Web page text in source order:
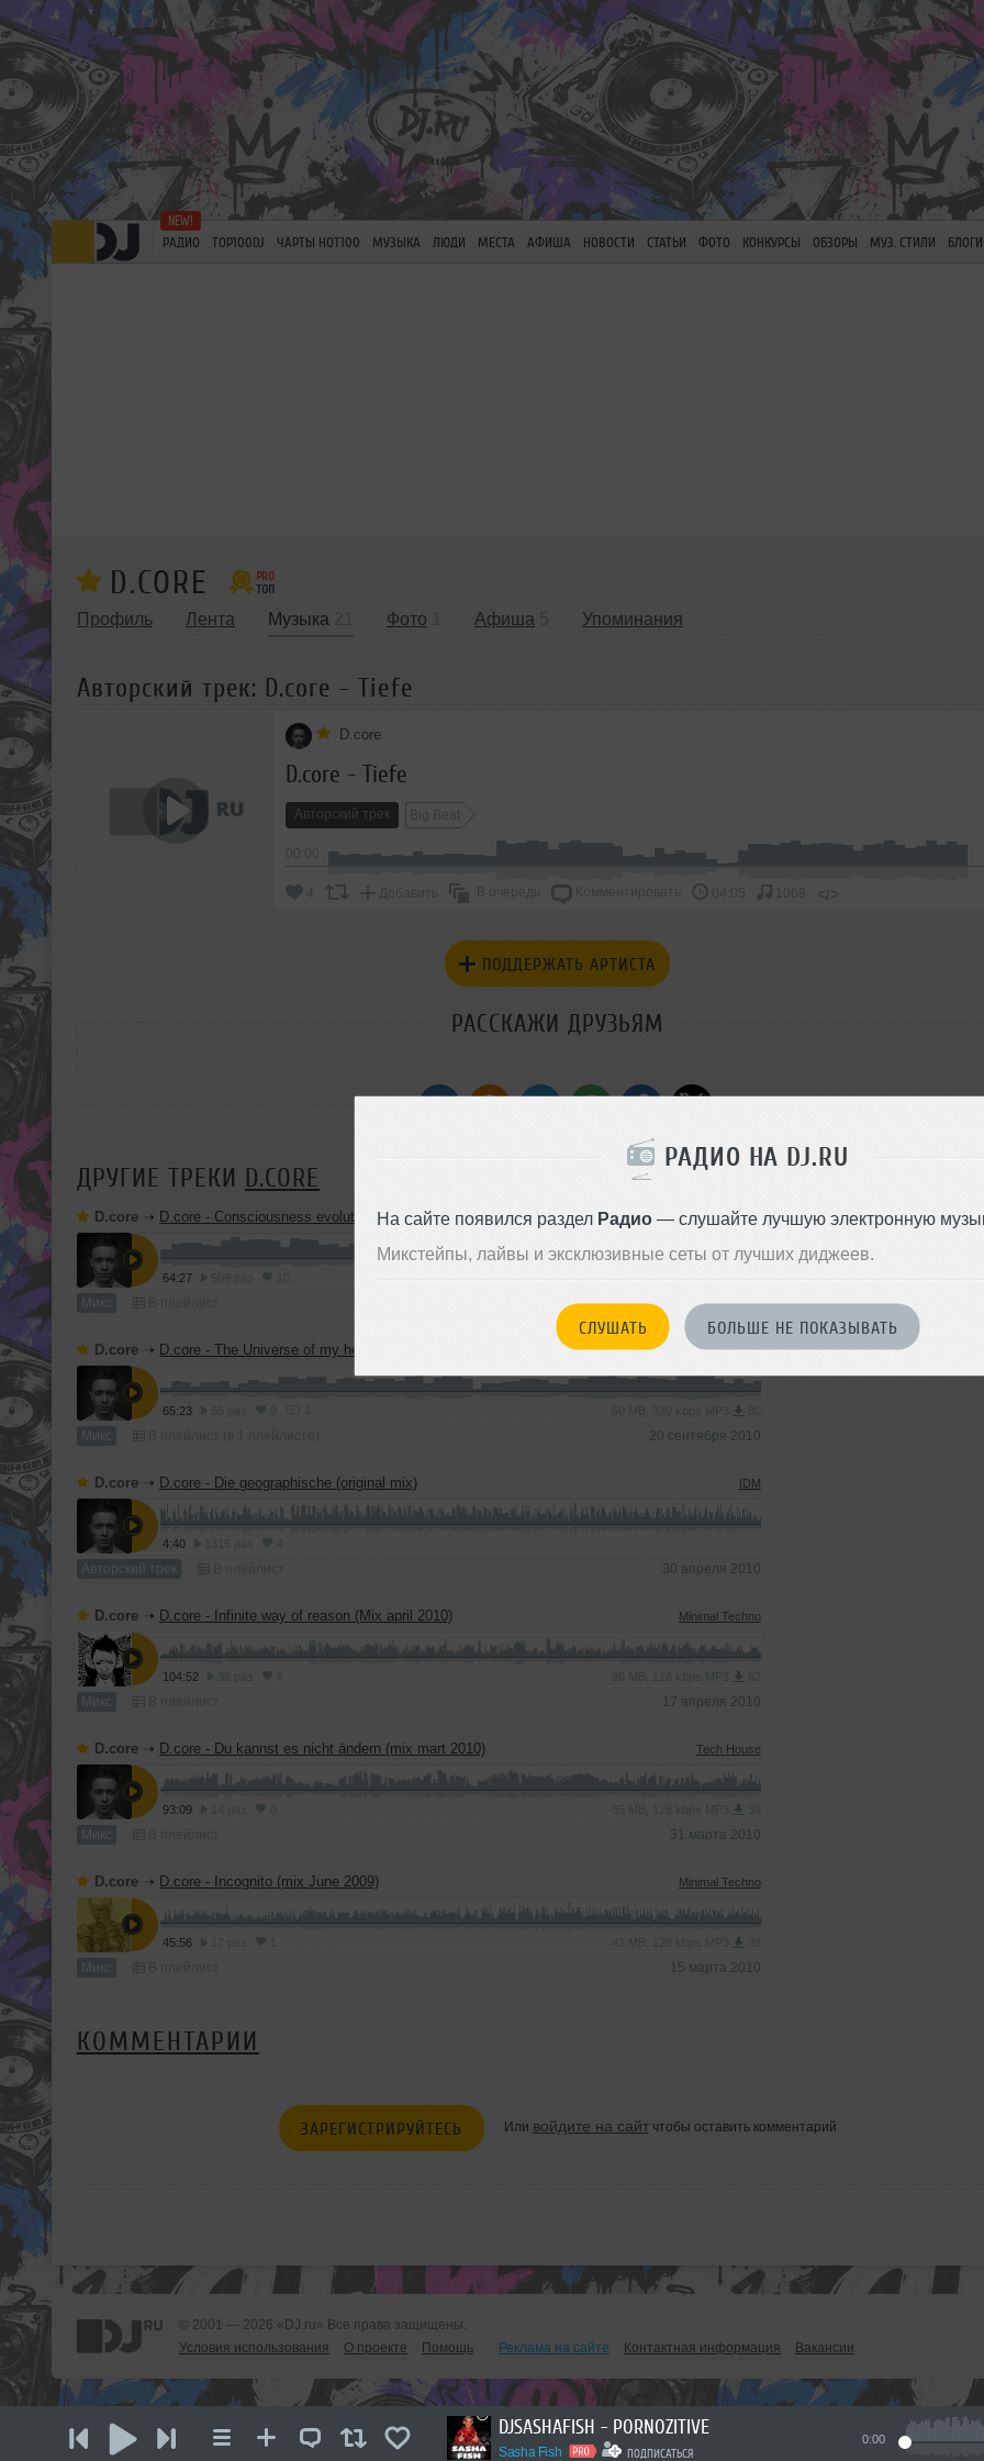
РАДИО НА DJ.RU
На сайте появился раздел Радио— слушайте лучшую электронную
Микстейпы, лайвы и эксклюзивные сеты от лучших диджеев.
СЛУШАТЬ БОЛЬШЕ НЕ ПОКАЗЫВАТЬ
DJSASHAFISH - PORNOZITIVE
Sasha Fish ПОДПИСАТЬСЯ
0:00
РАДИО TOP100DJ ЧАРТЫ HOT100 МУЗЫКА ЛЮДИ МЕСТА АФИША НОВОСТИ СТАТЬИ ФОТО КОНКУРСЫ ОБЗОРЫ МУЗ. СТИЛИ БЛОГИ
D.CORE
Профиль Лента Музыка Фото Афиша Упоминания
Авторский трек: D.core - Tiefe
D.core
D.core - Tiefe
Авторский трек Big Beat
Добавить В очередь Комментировать 04:05 1068 </>
ПОДДЕРЖАТЬ АРТИСТА
РАССКАЖИ ДРУЗЬЯМ
ДРУГИЕ ТРЕКИ D.CORE
D.core ➝ D.core - Consciousness evolution ( mix feb 2011 ) Tech House
64:27
Микс 12 марта 2011
D.core ➝ D.core - The Universe of my head (mix september 2010) Minimal Techno
65:23
Микс 20 сентября 2010
D.core ➝ D.core - Die geographische (original mix) IDM
4:40
Авторский трек 30 апреля 2010
D.core ➝ D.core - Infinite way of reason (Mix april 2010) Minimal Techno
104:52
Микс 17 апреля 2010
D.core ➝ D.core - Du kannst es nicht ändern (mix mart 2010) Tech House
93:09
Микс 31 марта 2010
D.core ➝ D.core - Incognito (mix June 2009) Minimal Techno
45:56
Микс 15 марта 2010
Стиль:
КОММЕНТАРИИ
ЗАРЕГИСТРИРУЙТЕСЬ Или войдите на сайтчтобы оставить комментарий
© 2001 — 2026 «DJ.ru» Все права защищены.
Условия использования
О проекте Помощь Реклама на сайте Контактная информация Вакансии